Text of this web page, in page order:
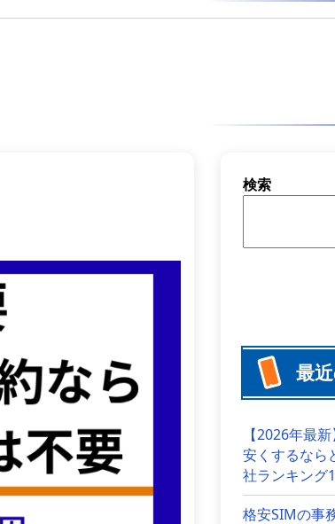
検索
最
【2026年最
安くするなら
社ランキング
格安SIMの事